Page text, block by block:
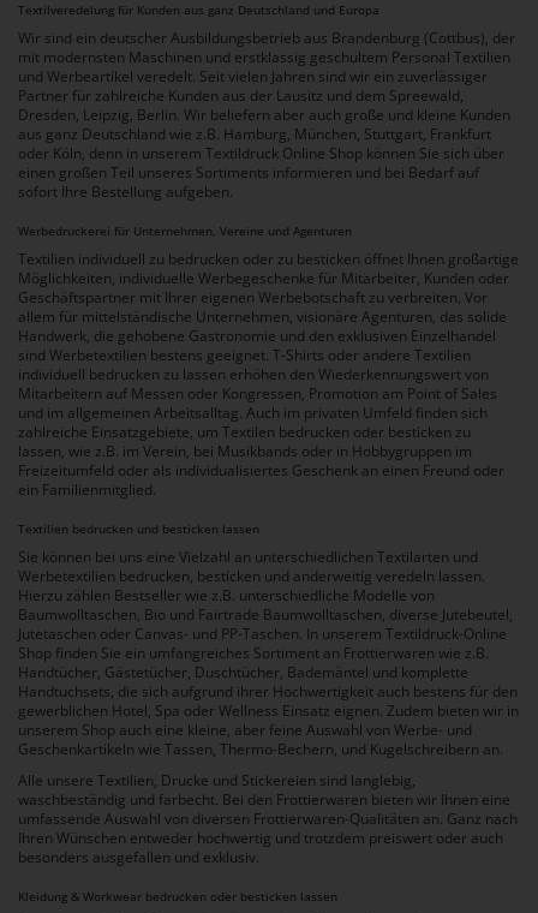
Textilveredelung für Kunden aus ganz Deutschland und Europa
Wir sind ein deutscher Ausbildungsbetrieb aus Brandenburg (Cottbus), der
mit modernsten Maschinen und erstklassig geschultem Personal Textilien
und Werbeartikel veredelt. Seit vielen Jahren sind wir ein zuverlässiger
Partner für zahlreiche Kunden aus der Lausitz und dem Spreewald,
Dresden, Leipzig, Berlin. Wir beliefern aber auch große und kleine Kunden
aus ganz Deutschland wie z.B. Hamburg, München, Stuttgart, Frankfurt
oder Köln, denn in unserem Textildruck Online Shop können Sie sich über
einen großen Teil unseres Sortiments informieren und bei Bedarf auf
sofort Ihre Bestellung aufgeben.
Werbedruckerei für Unternehmen, Vereine und Agenturen
Textilien individuell zu bedrucken oder zu besticken öffnet Ihnen großartige
Möglichkeiten, individuelle Werbegeschenke für Mitarbeiter, Kunden oder
Geschäftspartner mit Ihrer eigenen Werbebotschaft zu verbreiten. Vor
allem für mittelständische Unternehmen, visionäre Agenturen, das solide
Handwerk, die gehobene Gastronomie und den exklusiven Einzelhandel
sind Werbetextilien bestens geeignet. T-Shirts oder andere Textilien
individuell bedrucken zu lassen erhöhen den Wiederkennungswert von
Mitarbeitern auf Messen oder Kongressen, Promotion am Point of Sales
und im allgemeinen Arbeitsalltag. Auch im privaten Umfeld finden sich
zahlreiche Einsatzgebiete, um Textilen bedrucken oder besticken zu
lassen, wie z.B. im Verein, bei Musikbands oder in Hobbygruppen im
Freizeitumfeld oder als individualisiertes Geschenk an einen Freund oder
ein Familienmitglied.
Textilien bedrucken und besticken lassen
Sie können bei uns eine Vielzahl an unterschiedlichen Textilarten und
Werbetextilien bedrucken, besticken und anderweitig veredeln lassen.
Hierzu zählen Bestseller wie z.B. unterschiedliche Modelle von
Baumwolltaschen, Bio und Fairtrade Baumwolltaschen, diverse Jutebeutel,
Jutetaschen oder Canvas- und PP-Taschen. In unserem Textildruck-Online
Shop finden Sie ein umfangreiches Sortiment an Frottierwaren wie z.B.
Handtücher, Gästetücher, Duschtücher, Bademäntel und komplette
Handtuchsets, die sich aufgrund ihrer Hochwertigkeit auch bestens für den
gewerblichen Hotel, Spa oder Wellness Einsatz eignen. Zudem bieten wir in
unserem Shop auch eine kleine, aber feine Auswahl von Werbe- und
Geschenkartikeln wie Tassen, Thermo-Bechern, und Kugelschreibern an.
Alle unsere Textilien, Drucke und Stickereien sind langlebig,
waschbeständig und farbecht. Bei den Frottierwaren bieten wir Ihnen eine
umfassende Auswahl von diversen Frottierwaren-Qualitäten an. Ganz nach
Ihren Wünschen entweder hochwertig und trotzdem preiswert oder auch
besonders ausgefallen und exklusiv.
Kleidung & Workwear bedrucken oder besticken lassen